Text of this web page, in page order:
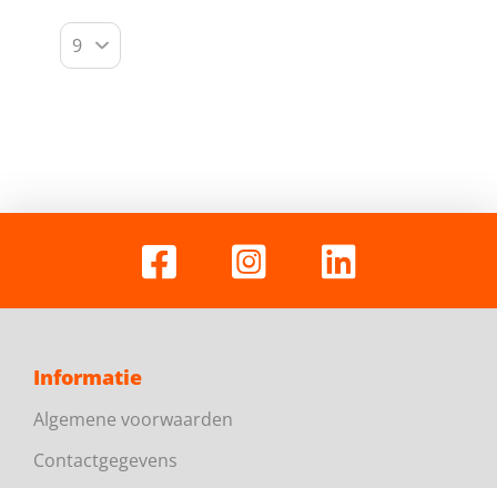
Informatie
Algemene voorwaarden
Contactgegevens